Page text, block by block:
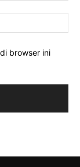
browser ini